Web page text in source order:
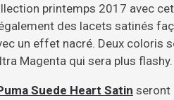
printemps 2017 avec
des lacets satinés
un effet nacré. Deux coloris
Magenta qui sera plus flashy.
Suede Heart Satin seront